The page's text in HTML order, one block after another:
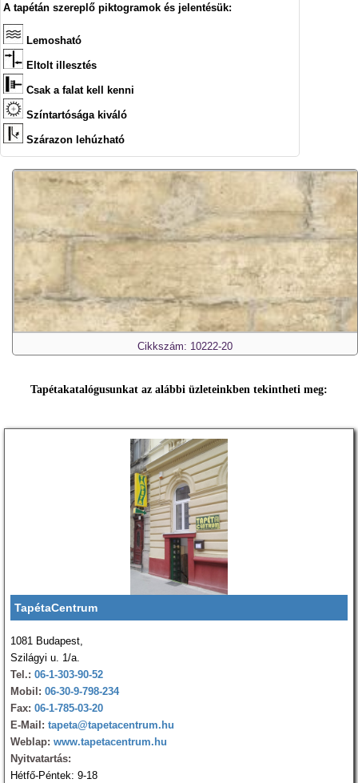
A tapétán szereplő piktogramok és jelentésük:
Lemosható
Eltolt illesztés
Csak a falat kell kenni
Színtartósága kiváló
Szárazon lehúzható
Cikkszám: 10222-20
Tapétakatalógusunkat az alábbi üzleteinkben tekintheti meg:
TapétaCentrum
1081 Budapest,
Szilágyi u. 1/a.
Tel.: 06-1-303-90-52
Mobil: 06-30-9-798-234
Fax: 06-1-785-03-20
E-Mail: tapeta@tapetacentrum.hu
Weblap: www.tapetacentrum.hu
Nyitvatartás:
Hétfő-Péntek: 9-18